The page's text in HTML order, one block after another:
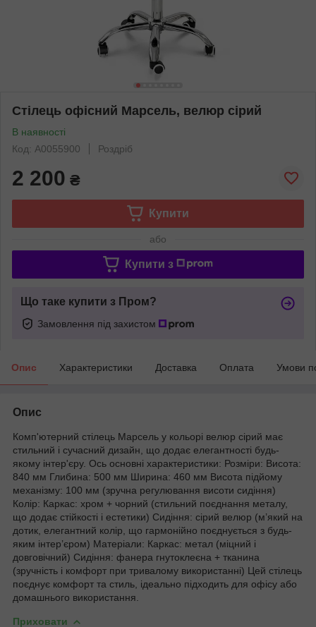
Стілець офісний Марсель, велюр сірий
В наявності
Код: А0055900
Роздріб
2 200 ₴
Купити
або
Купити з
Що таке купити з Пром?
Замовлення під захистом
Опис Характеристики Доставка Оплата Умови
Опис
Комп'ютерний стілець Марсель у кольорі велюр сірий має
стильний і сучасний дизайн, що додає елегантності будь-
якому інтер'єру. Ось основні характеристики: Розміри: Висота:
840 мм Глибина: 500 мм Ширина: 460 мм Висота підйому
механізму: 100 мм (зручна регулювання висоти сидіння)
Колір: Каркас: хром + чорний (стильний поєднання металу,
що додає стійкості і естетики) Сидіння: сірий велюр (м’який на
дотик, елегантний колір, що гармонійно поєднується з будь-
яким інтер’єром) Матеріали: Каркас: метал (міцний і
довговічний) Сидіння: фанера гнутоклеєна + тканина
(зручність і комфорт при тривалому використанні) Цей стілець
поєднує комфорт та стиль, ідеально підходить для офісу або
домашнього використання.
Приховати